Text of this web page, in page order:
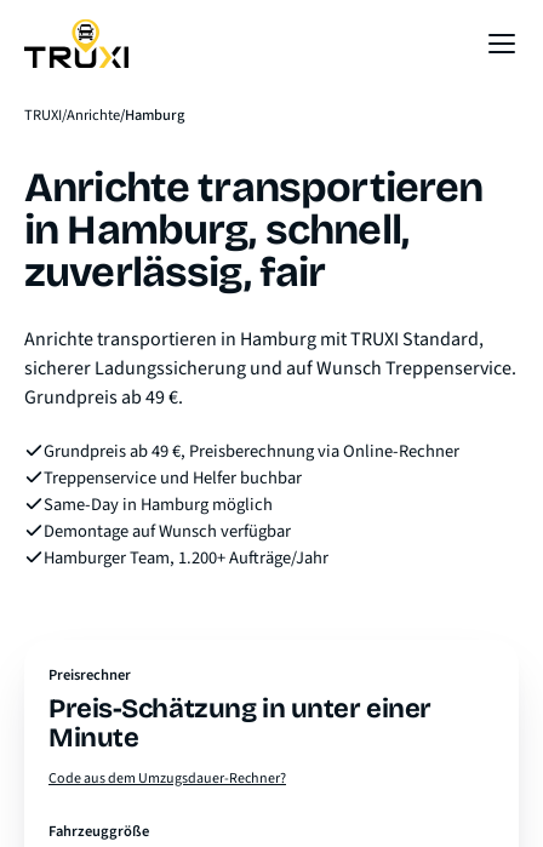
TRUXI Anrichte Hamburg
Anrichte transportieren
in Hamburg, schnell,
zuverlässig, fair
Anrichte transportieren in Hamburg mit TRUXI Standard,
sicherer Ladungssicherung und auf Wunsch Treppenservice.
Grundpreis ab 49 €.
Grundpreis ab 49 €, Preisberechnung via Online-Rechner
Treppenservice und Helfer buchbar
Same-Day in Hamburg möglich
Demontage auf Wunsch verfügbar
Hamburger Team, 1.200+ Aufträge/Jahr
Preisrechner
Preis-Schätzung in unter einer
Minute
Code aus dem Umzugsdauer-Rechner?
Fahrzeuggröße